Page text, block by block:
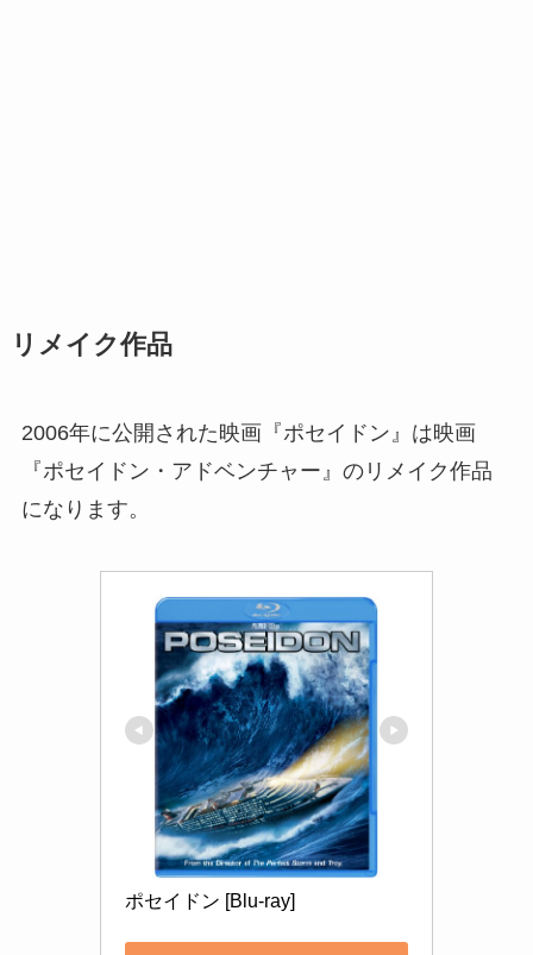
リメイク作品
2006年に公開された映画『ポセイドン』は映画
『ポセイドン・アドベンチャー』のリメイク作品
になります。
ポセイドン [Blu-ray]